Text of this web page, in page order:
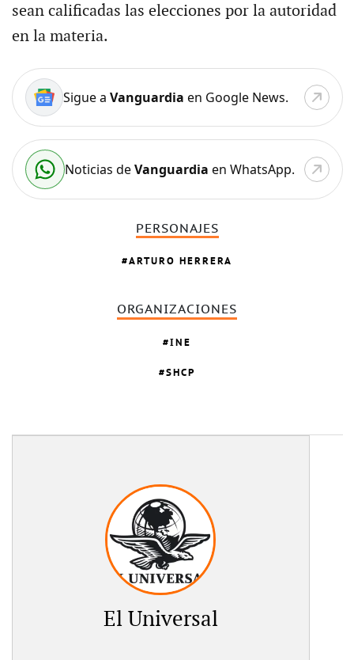
sean calificadas las elecciones por la autoridad
en la materia.
Sigue a Vanguardia en Google News.
Noticias deVanguardia en WhatsApp.
PERSONAJES
ARTURO HERRERA
ORGANIZACIONES
INE
SHCP
El Universal